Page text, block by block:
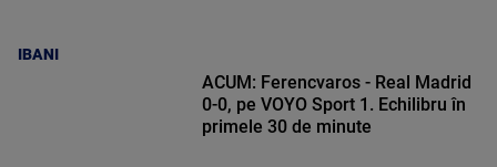
IBANI
ACUM: Ferencvaros - Real Madrid
0-0, pe VOYO Sport 1. Echilibru în
primele 30 de minute